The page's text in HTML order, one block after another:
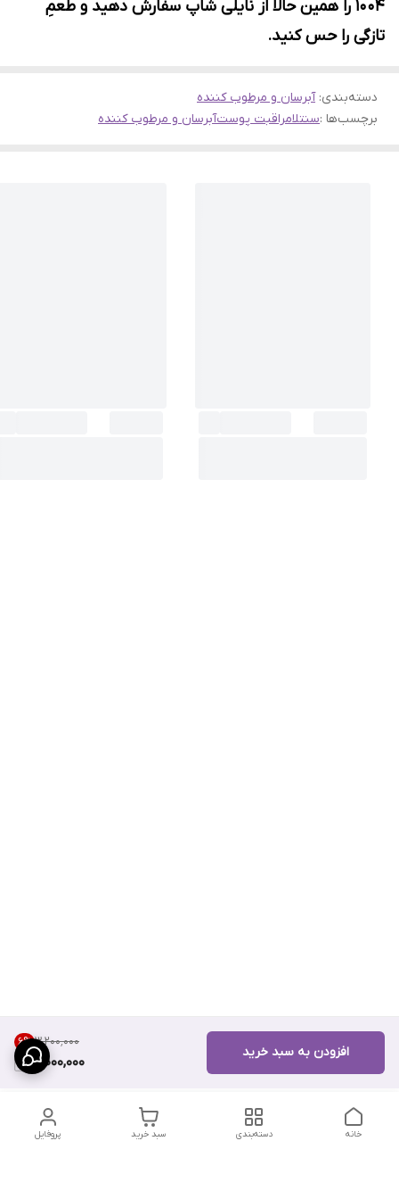
۳٬۲۰۰٬۰۰۰ 6%
3,000,000
افزودن به سبد خرید
۱۰۰۴ را همین حالا از نایلی شاپ سفارش دهید و طعمِ
تازگی را حس کنید.
دسته‌بندی:آبرسان و مرطوب کننده
برچسب‌ها :سنتلامراقبت پوستآبرسان و مرطوب کننده
پروفایل سبد خرید دسته‌بندی خانه